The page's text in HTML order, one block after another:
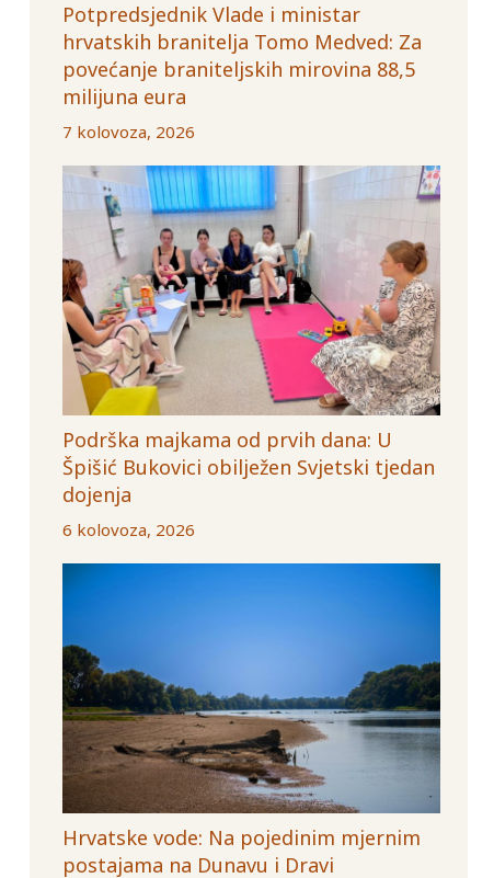
Potpredsjednik Vlade i ministar
hrvatskih branitelja Tomo Medved: Za
povećanje braniteljskih mirovina 88,5
milijuna eura
7 kolovoza, 2026
Podrška majkama od prvih dana: U
Špišić Bukovici obilježen Svjetski tjedan
dojenja
6 kolovoza, 2026
Hrvatske vode: Na pojedinim mjernim
postajama na Dunavu i Dravi